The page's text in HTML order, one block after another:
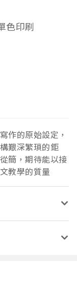
色印刷
作的原始設定，
艱深繁瑣的鉅
簡，期待能以接
教學的質量